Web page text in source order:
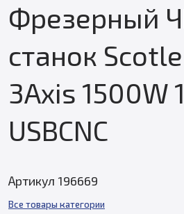
Фрезерный
станок
3Axis 1500W
USBCNC
Артикул 196669
Все товары категории